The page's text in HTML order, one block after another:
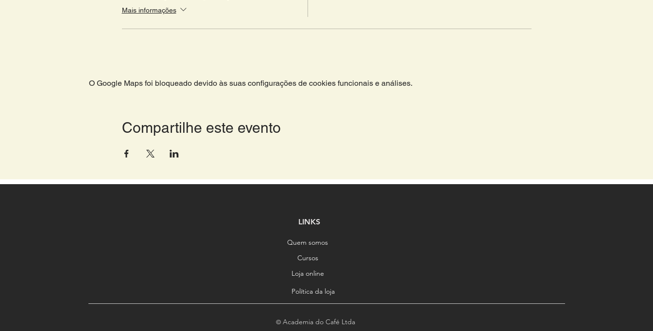
Mais informações
O Google Maps foi bloqueado devido às suas configurações de cookies funcionais e análises.
Compartilhe este evento
LINKS
Quem somos
Cursos
Loja online
Política da loja
© Academia do Café Ltda